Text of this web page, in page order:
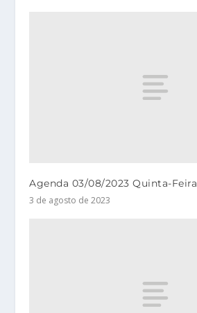
Agenda 03/08/2023 Quinta-Feira
3 de agosto de 2023